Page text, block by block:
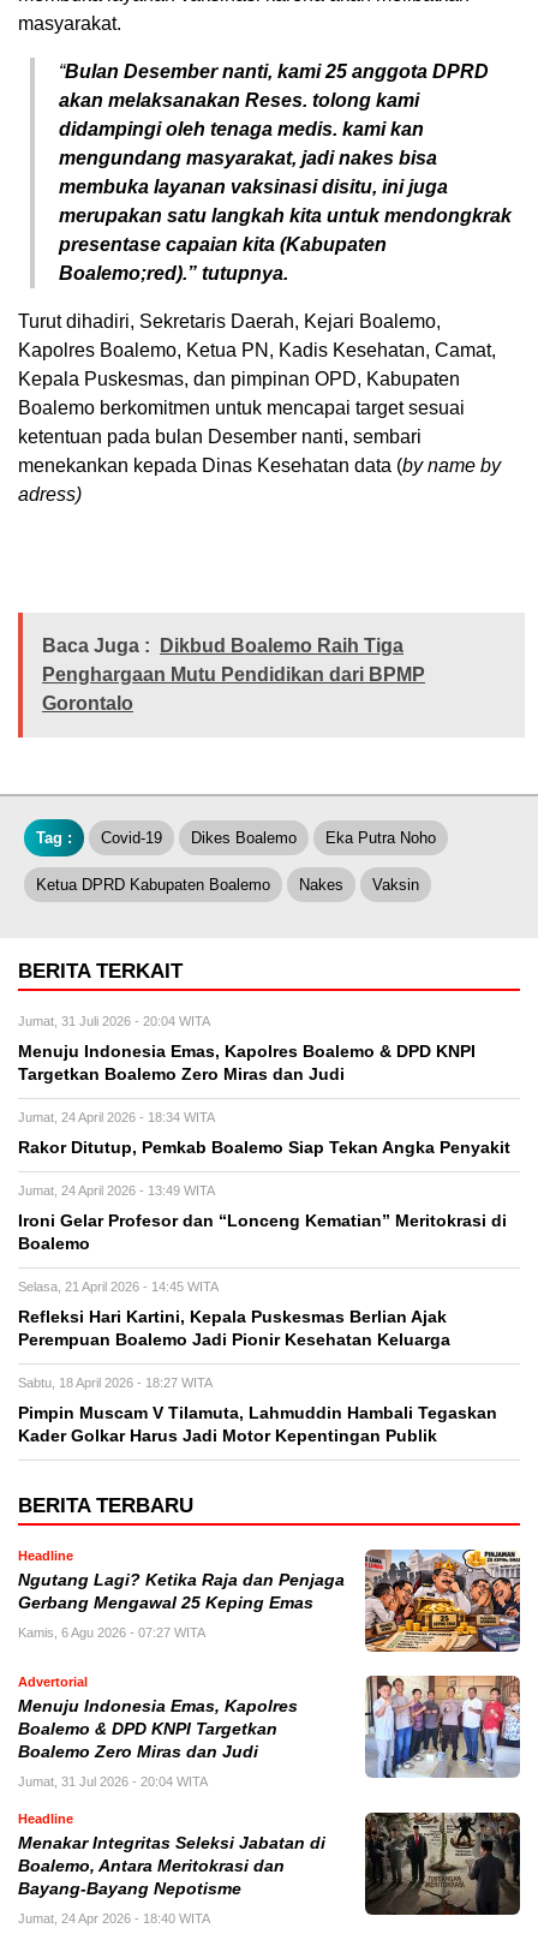
masyarakat.
“Bulan Desember nanti, kami 25 anggota DPRD
akan melaksanakan Reses. tolong kami
didampingi oleh tenaga medis. kami kan
mengundang masyarakat, jadi nakes bisa
membuka layanan vaksinasi disitu, ini juga
merupakan satu langkah kita untuk mendongkrak
presentase capaian kita (Kabupaten
Boalemo;red).” tutupnya.
Turut dihadiri, Sekretaris Daerah, Kejari Boalemo,
Kapolres Boalemo, Ketua PN, Kadis Kesehatan, Camat,
Kepala Puskesmas, dan pimpinan OPD, Kabupaten
Boalemo berkomitmen untuk mencapai target sesuai
ketentuan pada bulan Desember nanti, sembari
menekankan kepada Dinas Kesehatan data (by name by
adress)
Baca Juga :
Dikbud Boalemo Raih Tiga
Penghargaan Mutu Pendidikan dari BPMP
Gorontalo
Tag : Covid-19 Dikes Boalemo Eka Putra Noho
Ketua DPRD Kabupaten Boalemo Nakes Vaksin
BERITA TERKAIT
Jumat, 31 Juli 2026 - 20:04 WITA
Menuju Indonesia Emas, Kapolres Boalemo & DPD KNPI
Targetkan Boalemo Zero Miras dan Judi
Jumat, 24 April 2026 - 18:34 WITA
Rakor Ditutup, Pemkab Boalemo Siap Tekan Angka Penyakit
Jumat, 24 April 2026 - 13:49 WITA
Ironi Gelar Profesor dan “Lonceng Kematian” Meritokrasi di
Boalemo
Selasa, 21 April 2026 - 14:45 WITA
Refleksi Hari Kartini, Kepala Puskesmas Berlian Ajak
Perempuan Boalemo Jadi Pionir Kesehatan Keluarga
Sabtu, 18 April 2026 - 18:27 WITA
Pimpin Muscam V Tilamuta, Lahmuddin Hambali Tegaskan
Kader Golkar Harus Jadi Motor Kepentingan Publik
BERITA TERBARU
Headline
Ngutang Lagi? Ketika Raja dan Penjaga
Gerbang Mengawal 25 Keping Emas
Kamis, 6 Agu 2026 - 07:27 WITA
Advertorial
Menuju Indonesia Emas, Kapolres
Boalemo & DPD KNPI Targetkan
Boalemo Zero Miras dan Judi
Jumat, 31 Jul 2026 - 20:04 WITA
Headline
Menakar Integritas Seleksi Jabatan di
Boalemo, Antara Meritokrasi dan
Bayang-Bayang Nepotisme
Jumat, 24 Apr 2026 - 18:40 WITA